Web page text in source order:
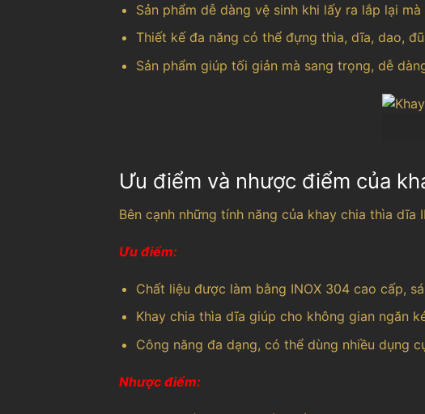
Sản phẩm dễ dàng vệ sinh khi lấy ra lắp lại
Thiết kế đa năng có thể đựng thìa, dĩa, dao,
Sản phẩm giúp tối giản mà sang trọng, dễ
Ưu điểm và nhược điểm của
Bên cạnh những tính năng của khay chia thìa
Ưu điểm:
Chất liệu được làm bằng INOX 304 cao cấp,
Khay chia thìa dĩa giúp cho không gian ngăn
Công năng đa dạng, có thể dùng nhiều dụng
Nhược điểm: